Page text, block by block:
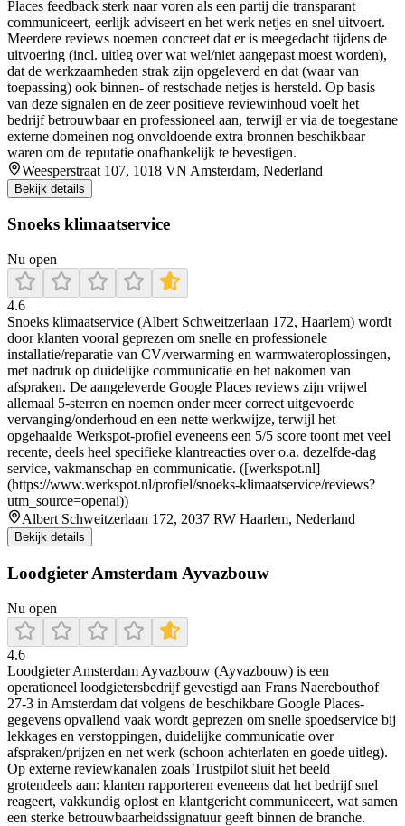
Places feedback sterk naar voren als een partij die transparant
communiceert, eerlijk adviseert en het werk netjes en snel uitvoert.
Meerdere reviews noemen concreet dat er is meegedacht tijdens de
uitvoering (incl. uitleg over wat wel/niet aangepast moest worden),
dat de werkzaamheden strak zijn opgeleverd en dat (waar van
toepassing) ook binnen- of restschade netjes is hersteld. Op basis
van deze signalen en de zeer positieve reviewinhoud voelt het
bedrijf betrouwbaar en professioneel aan, terwijl er via de toegestane
externe domeinen nog onvoldoende extra bronnen beschikbaar
waren om de reputatie onafhankelijk te bevestigen.
Weesperstraat 107, 1018 VN Amsterdam, Nederland
Bekijk details
Snoeks klimaatservice
Nu open
4.6
Snoeks klimaatservice (Albert Schweitzerlaan 172, Haarlem) wordt
door klanten vooral geprezen om snelle en professionele
installatie/reparatie van CV/verwarming en warmwateroplossingen,
met nadruk op duidelijke communicatie en het nakomen van
afspraken. De aangeleverde Google Places reviews zijn vrijwel
allemaal 5-sterren en noemen onder meer correct uitgevoerde
vervanging/onderhoud en een nette werkwijze, terwijl het
opgehaalde Werkspot-profiel eveneens een 5/5 score toont met veel
recente, deels heel specifieke klantreacties over o.a. dezelfde-dag
service, vakmanschap en communicatie. ([werkspot.nl]
(https://www.werkspot.nl/profiel/snoeks-klimaatservice/reviews?
utm_source=openai))
Albert Schweitzerlaan 172, 2037 RW Haarlem, Nederland
Bekijk details
Loodgieter Amsterdam Ayvazbouw
Nu open
4.6
Loodgieter Amsterdam Ayvazbouw (Ayvazbouw) is een
operationeel loodgietersbedrijf gevestigd aan Frans Naerebouthof
27-3 in Amsterdam dat volgens de beschikbare Google Places-
gegevens opvallend vaak wordt geprezen om snelle spoedservice bij
lekkages en verstoppingen, duidelijke communicatie over
afspraken/prijzen en net werk (schoon achterlaten en goede uitleg).
Op externe reviewkanalen zoals Trustpilot sluit het beeld
grotendeels aan: klanten rapporteren eveneens dat het bedrijf snel
reageert, vakkundig oplost en klantgericht communiceert, wat samen
een sterke betrouwbaarheidssignatuur geeft binnen de branche.